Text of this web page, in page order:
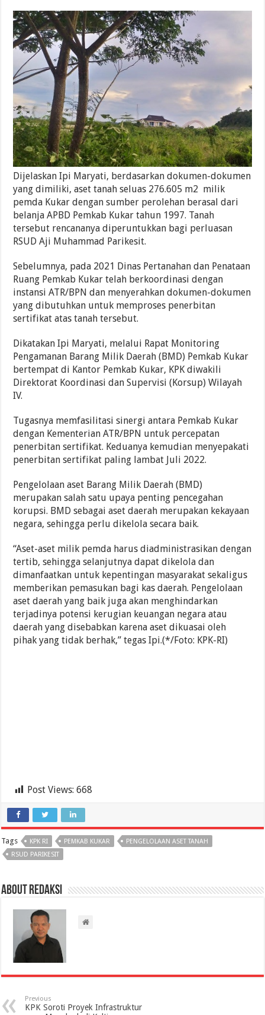
Dijelaskan Ipi Maryati, berdasarkan dokumen-dokumen
yang dimiliki, aset tanah seluas 276.605 m2 milik
pemda Kukar dengan sumber perolehan berasal dari
belanja APBD Pemkab Kukar tahun 1997. Tanah
tersebut rencananya diperuntukkan bagi perluasan
RSUD Aji Muhammad Parikesit.
Sebelumnya, pada 2021 Dinas Pertanahan dan Penataan
Ruang Pemkab Kukar telah berkoordinasi dengan
instansi ATR/BPN dan menyerahkan dokumen-dokumen
yang dibutuhkan untuk memproses penerbitan
sertifikat atas tanah tersebut.
Dikatakan Ipi Maryati, melalui Rapat Monitoring
Pengamanan Barang Milik Daerah (BMD) Pemkab Kukar
bertempat di Kantor Pemkab Kukar, KPK diwakili
Direktorat Koordinasi dan Supervisi (Korsup) Wilayah
IV.
Tugasnya memfasilitasi sinergi antara Pemkab Kukar
dengan Kementerian ATR/BPN untuk percepatan
penerbitan sertifikat. Keduanya kemudian menyepakati
penerbitan sertifikat paling lambat Juli 2022.
Pengelolaan aset Barang Milik Daerah (BMD)
merupakan salah satu upaya penting pencegahan
korupsi. BMD sebagai aset daerah merupakan kekayaan
negara, sehingga perlu dikelola secara baik.
“Aset-aset milik pemda harus diadministrasikan dengan
tertib, sehingga selanjutnya dapat dikelola dan
dimanfaatkan untuk kepentingan masyarakat sekaligus
memberikan pemasukan bagi kas daerah. Pengelolaan
aset daerah yang baik juga akan menghindarkan
terjadinya potensi kerugian keuangan negara atau
daerah yang disebabkan karena aset dikuasai oleh
pihak yang tidak berhak,” tegas Ipi.(*/Foto: KPK-RI)
Post Views: 668
Tags KPK RI PEMKAB KUKAR
PENGELOLAAN ASET TANAH
RSUD PARIKESIT
About Redaksi
Previous
KPK Soroti Proyek Infrastruktur